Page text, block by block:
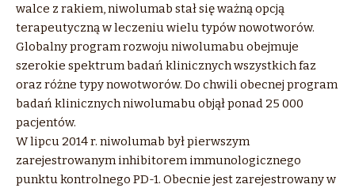
walce z rakiem, niwolumab stał się ważną opcją
terapeutyczną w leczeniu wielu typów nowotworów.
Globalny program rozwoju niwolumabu obejmuje
szerokie spektrum badań klinicznych wszystkich faz
oraz różne typy nowotworów. Do chwili obecnej program
badań klinicznych niwolumabu objął ponad 25 000
pacjentów.
W lipcu 2014 r. niwolumab był pierwszym
zarejestrowanym inhibitorem immunologicznego
punktu kontrolnego PD-1. Obecnie jest zarejestrowany w